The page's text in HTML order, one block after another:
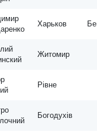
Харьков
Житомир
Рівне
Богодухів